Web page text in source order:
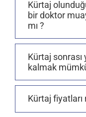
Kürtaj
bir doktor
mı ?
Kürtaj
kalmak
Kürtaj